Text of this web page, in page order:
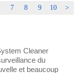
7 8 9 10 >
Cleaner
du
et beaucoup